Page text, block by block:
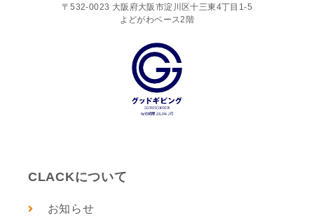
〒532-0023 大阪府大阪市淀川区十三東4丁目1-5
よどがわベース2階
CLACKについて
お知らせ